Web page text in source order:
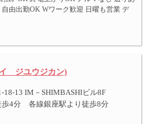
由出勤OK Wワーク歓迎 日曜も営業 デ
ジユウジカン)
18-13 IM－SHIMBASHIビル8F
歩4分 各線銀座駅より徒歩8分